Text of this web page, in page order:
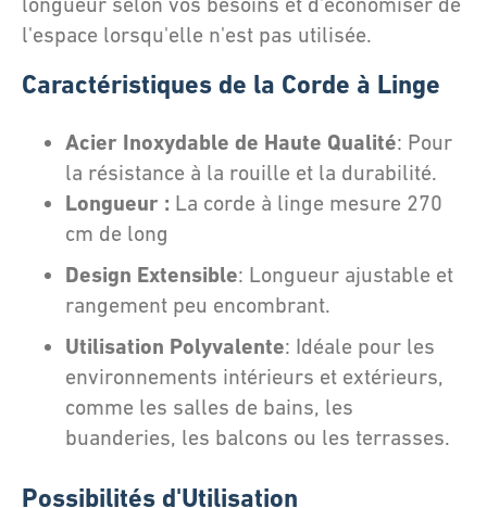
l'espace lorsqu'elle n'est pas utilisée.
Caractéristiques de la Corde à Linge
Acier Inoxydable de Haute Qualité: Pour
la résistance à la rouille et la durabilité.
Longueur : La corde à linge mesure 270
cm de long
Design Extensible: Longueur ajustable et
rangement peu encombrant.
Utilisation Polyvalente: Idéale pour les
environnements intérieurs et extérieurs,
comme les salles de bains, les
buanderies, les balcons ou les terrasses.
Possibilités d'Utilisation